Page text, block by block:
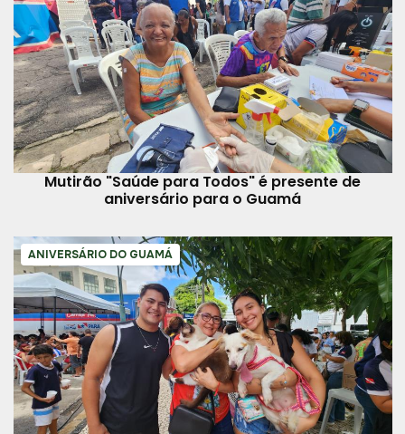
Mutirão "Saúde para Todos" é presente de
aniversário para o Guamá
ANIVERSÁRIO DO GUAMÁ